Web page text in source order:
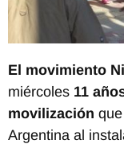
El movimiento
miércoles 11
movilización
Argentina al